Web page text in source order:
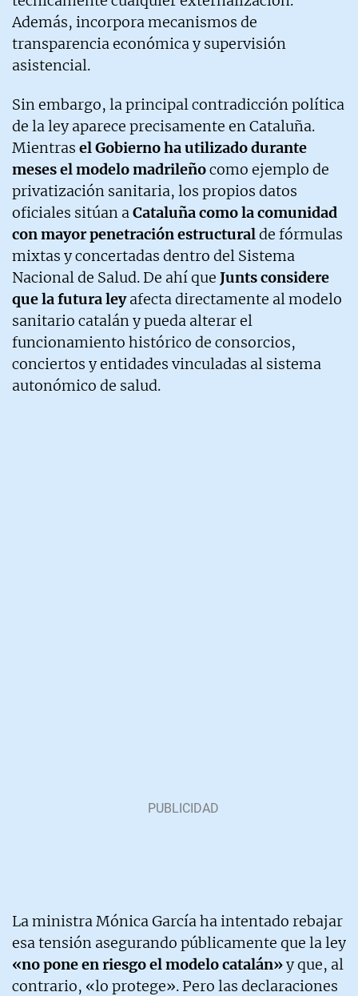
Además, incorpora mecanismos de
transparencia económica y supervisión
asistencial.
Sin embargo, la principal contradicción política
de la ley aparece precisamente en Cataluña.
Mientras el Gobierno ha utilizado durante
meses el modelo madrileñocomo ejemplo de
privatización sanitaria, los propios datos
oficiales sitúan aCataluña como la comunidad
con mayor penetración estructuralde fórmulas
mixtas y concertadas dentro del Sistema
Nacional de Salud. De ahí que Junts considere
que la futura leyafecta directamente al modelo
sanitario catalán y pueda alterar el
funcionamiento histórico de consorcios,
conciertos y entidades vinculadas al sistema
autonómico de salud.
La ministra Mónica García ha intentado rebajar
esa tensión asegurando públicamente que la ley
«no pone en riesgo el modelo catalán»y que, al
contrario, «lo protege». Pero las declaraciones